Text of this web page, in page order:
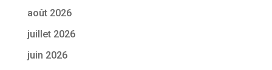
août 2026
juillet 2026
juin 2026